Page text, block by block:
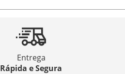
Entrega
Rápida e Segura